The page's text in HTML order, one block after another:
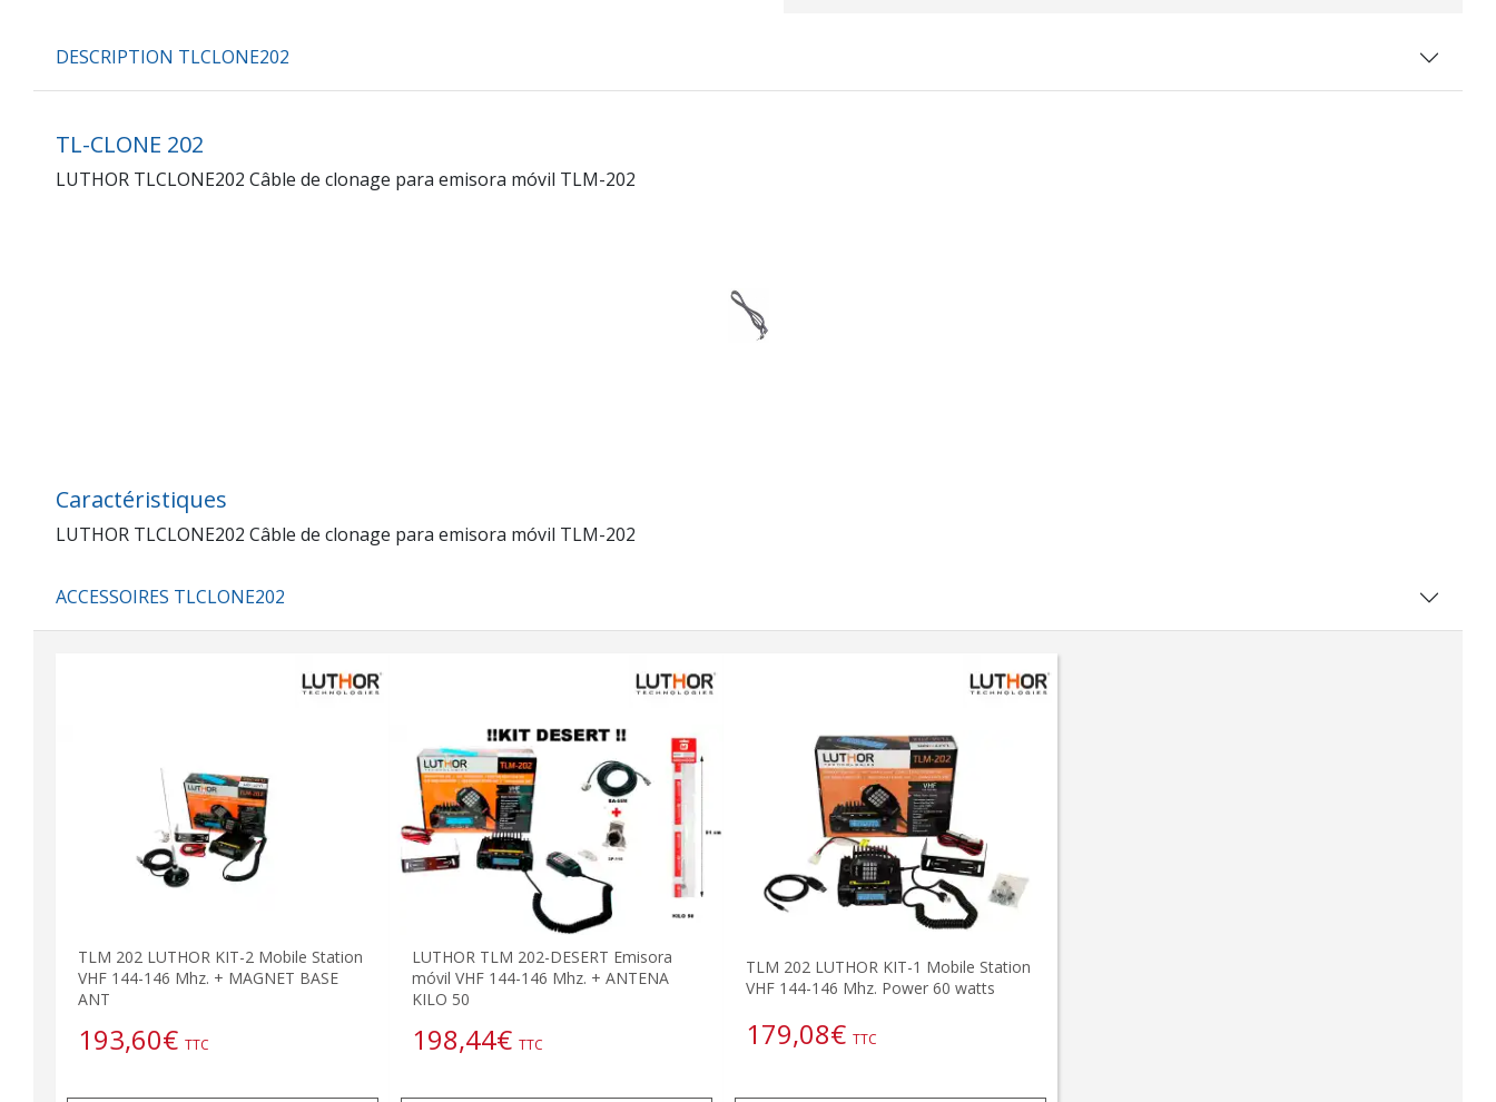
DESCRIPTION TLCLONE202
TL-CLONE 202
LUTHOR TLCLONE202 Câble de clonage para emisora móvil TLM-202
Caractéristiques
LUTHOR TLCLONE202 Câble de clonage para emisora móvil TLM-202
ACCESSOIRES TLCLONE202
TLM 202 LUTHOR KIT-2 Mobile Station
VHF 144-146 Mhz. + MAGNET BASE
ANT
193,60€ TTC
LUTHOR TLM 202-DESERT Emisora
móvil VHF 144-146 Mhz. + ANTENA
KILO 50
198,44€ TTC
TLM 202 LUTHOR KIT-1 Mobile Station
VHF 144-146 Mhz. Power 60 watts
179,08€ TTC